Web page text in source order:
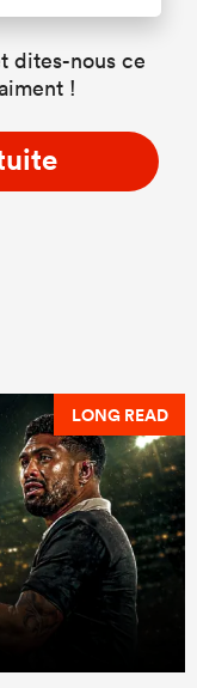
dites-nous ce
!
LONG READ